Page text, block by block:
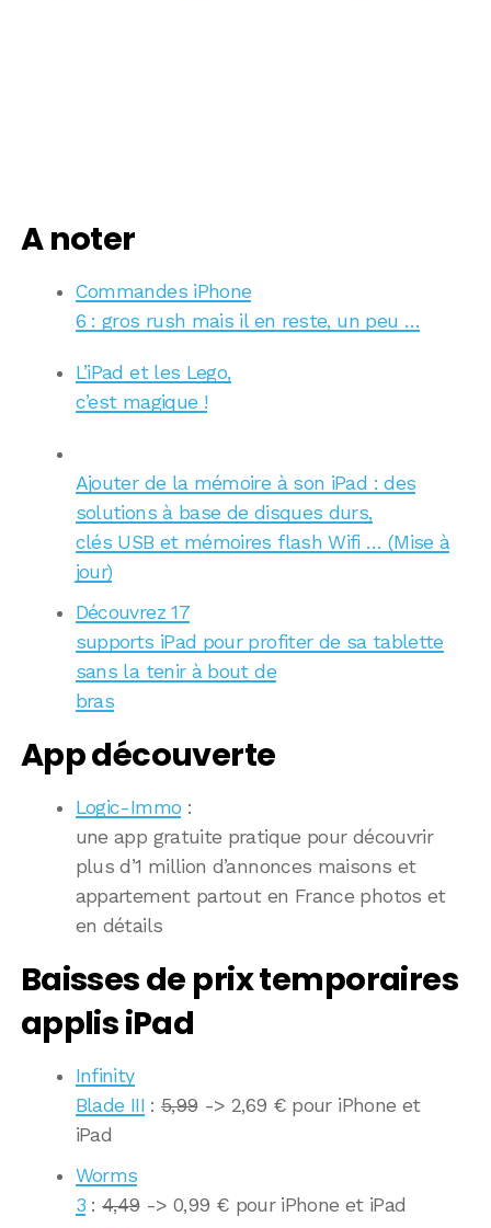
A noter
Commandes iPhone
6 : gros rush mais il en reste, un peu …
L’iPad et les Lego,
c’est magique !
Ajouter de la mémoire à son iPad : des
solutions à base de disques durs,
clés USB et mémoires flash Wifi … (Mise à
jour)
Découvrez 17
supports iPad pour profiter de sa tablette
sans la tenir à bout de
bras
App découverte
Logic-Immo :
une app gratuite pratique pour découvrir
plus d’1 million d’annonces maisons et
appartement partout en France photos et
en détails
Baisses de prix temporaires
applis iPad
Infinity
Blade III : 5,99-> 2,69 € pour iPhone et
iPad
Worms
3 :4,49-> 0,99 € pour iPhone et iPad